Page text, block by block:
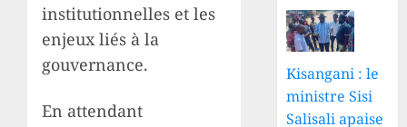
institutionnelles et les
enjeux liés à la
gouvernance.
En attendant
Kisangani : le
ministre Sisi
Salisali apaise